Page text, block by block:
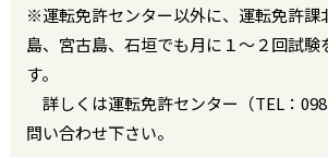
※運転免許センター以外に、運転免許課
島、宮古島、石垣でも月に１～２回試験
す。
詳しくは運転免許センター（TEL：
問い合わせ下さい。